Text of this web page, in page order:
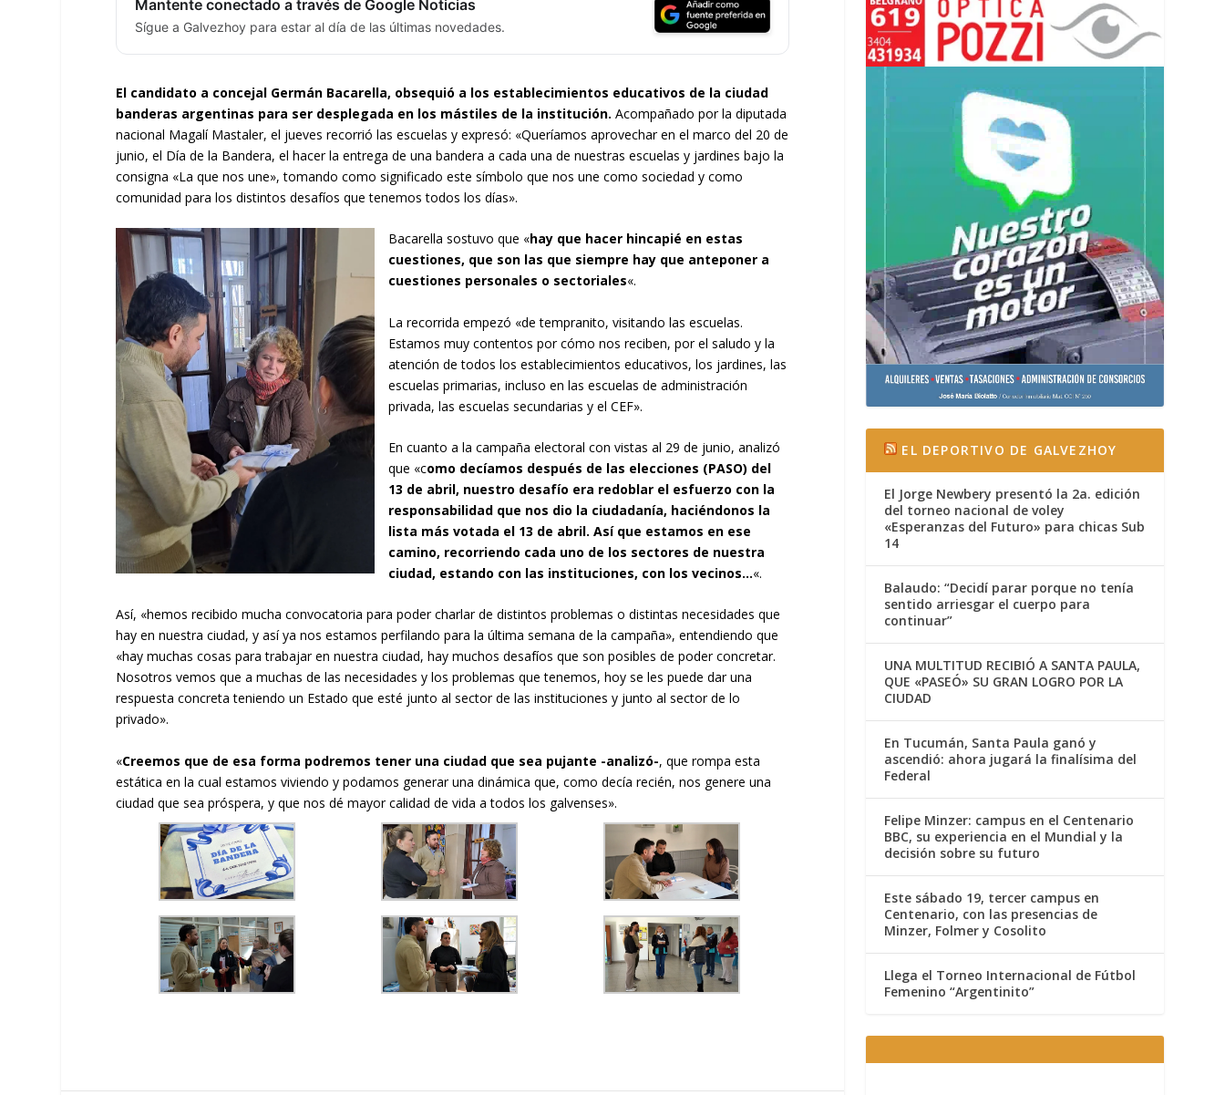
Mantente conectado a través de Google Noticias
Sígue a Galvezhoy para estar al día de las últimas novedades.
El candidato a concejal Germán Bacarella, obsequió a los establecimientos educativos de la ciudad
banderas argentinas para ser desplegada en los mástiles de la institución. Acompañado por la diputada
nacional Magalí Mastaler, el jueves recorrió las escuelas y expresó: «Queríamos aprovechar en el marco del 20 de
junio, el Día de la Bandera, el hacer la entrega de una bandera a cada una de nuestras escuelas y jardines bajo la
consigna «La que nos une», tomando como significado este símbolo que nos une como sociedad y como
comunidad para los distintos desafíos que tenemos todos los días».
Bacarella sostuvo que «hay que hacer hincapié en estas
cuestiones, que son las que siempre hay que anteponer a
cuestiones personales o sectoriales«.
La recorrida empezó «de tempranito, visitando las escuelas.
Estamos muy contentos por cómo nos reciben, por el saludo y la
atención de todos los establecimientos educativos, los jardines, las
escuelas primarias, incluso en las escuelas de administración
privada, las escuelas secundarias y el CEF».
En cuanto a la campaña electoral con vistas al 29 de junio, analizó
que «como decíamos después de las elecciones (PASO) del
13 de abril, nuestro desafío era redoblar el esfuerzo con la
responsabilidad que nos dio la ciudadanía, haciéndonos la
lista más votada el 13 de abril. Así que estamos en ese
camino, recorriendo cada uno de los sectores de nuestra
ciudad, estando con las instituciones, con los vecinos…«.
Así, «hemos recibido mucha convocatoria para poder charlar de distintos problemas o distintas necesidades que
hay en nuestra ciudad, y así ya nos estamos perfilando para la última semana de la campaña», entendiendo que
«hay muchas cosas para trabajar en nuestra ciudad, hay muchos desafíos que son posibles de poder concretar.
Nosotros vemos que a muchas de las necesidades y los problemas que tenemos, hoy se les puede dar una
respuesta concreta teniendo un Estado que esté junto al sector de las instituciones y junto al sector de lo
privado».
«Creemos que de esa forma podremos tener una ciudad que sea pujante -analizó-, que rompa esta
estática en la cual estamos viviendo y podamos generar una dinámica que, como decía recién, nos genere una
ciudad que sea próspera, y que nos dé mayor calidad de vida a todos los galvenses».
EL DEPORTIVO DE GALVEZHOY
El Jorge Newbery presentó la 2a. edición
del torneo nacional de voley
«Esperanzas del Futuro» para chicas Sub
14
Balaudo: “Decidí parar porque no tenía
sentido arriesgar el cuerpo para
continuar”
UNA MULTITUD RECIBIÓ A SANTA PAULA,
QUE «PASEÓ» SU GRAN LOGRO POR LA
CIUDAD
En Tucumán, Santa Paula ganó y
ascendió: ahora jugará la finalísima del
Federal
Felipe Minzer: campus en el Centenario
BBC, su experiencia en el Mundial y la
decisión sobre su futuro
Este sábado 19, tercer campus en
Centenario, con las presencias de
Minzer, Folmer y Cosolito
Llega el Torneo Internacional de Fútbol
Femenino “Argentinito”